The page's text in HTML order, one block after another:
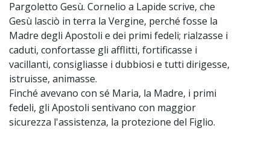
Pargoletto Gesù. Cornelio a Lapide scrive, che
Gesù lasciò in terra la Vergine, perché fosse la
Madre degli Apostoli e dei primi fedeli; rialzasse i
caduti, confortasse gli afflitti, fortificasse i
vacillanti, consigliasse i dubbiosi e tutti dirigesse,
istruisse, animasse.
Finché avevano con sé Maria, la Madre, i primi
fedeli, gli Apostoli sentivano con maggior
sicurezza l'assistenza, la protezione del Figlio.